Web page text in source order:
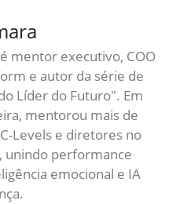
mentor executivo, COO
e autor da série de
Líder do Futuro". Em
mentorou mais de
Levels e diretores no
unindo performance
emocional e IA